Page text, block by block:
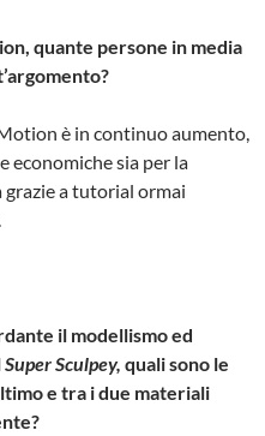
quante persone in media
è in continuo aumento,
economiche sia per la
a tutorial ormai
il modellismo ed
Super Sculpey, quali sono le
e tra i due materiali